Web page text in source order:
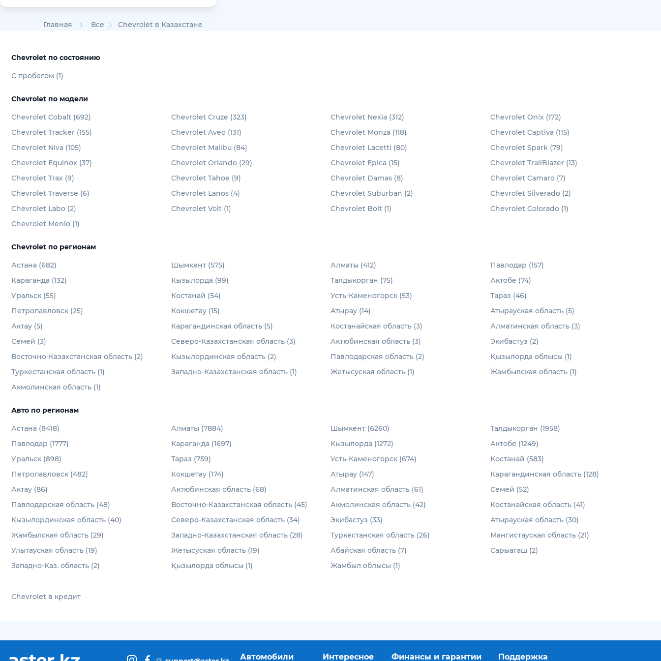
Главная Все Chevrolet в Казахстане
Chevrolet по состоянию
С пробегом (1)
Chevrolet по модели
Chevrolet Cobalt (692) Chevrolet Cruze (323) Chevrolet Nexia (312)
Chevrolet Onix (172)
Chevrolet Tracker (155)
Chevrolet Aveo (131) Chevrolet Monza (118)
Chevrolet Captiva (115)
Chevrolet Niva (105)
Chevrolet Malibu (84) Chevrolet Lacetti (80)
Chevrolet Spark (79)
Chevrolet Equinox (37)
Chevrolet Orlando (29) Chevrolet Epica (15)
Chevrolet TrailBlazer (13)
Chevrolet Trax (9)
Chevrolet Tahoe (9) Chevrolet Damas (8)
Chevrolet Camaro (7)
Chevrolet Traverse (6)
Chevrolet Lanos (4) Chevrolet Suburban (2)
Chevrolet Silverado (2)
Chevrolet Labo (2)
Chevrolet Volt (1) Chevrolet Bolt (1)
Chevrolet Colorado (1)
Chevrolet Menlo (1)
Chevrolet по регионам
Астана (682) Шымкент (575) Алматы (412)
Павлодар (157)
Караганда (132)
Кызылорда (99) Талдыкорган (75)
Актобе (74)
Уральск (55)
Костанай (54) Усть-Каменогорск (53)
Тараз (46)
Петропавловск (25)
Кокшетау (15) Атырау (14)
Атырауская область (5)
Актау (5)
Карагандинская область (5) Костанайская область (3)
Алматинская область (3)
Семей (3)
Северо-Казахстанская область (3) Актюбинская область (3)
Экибастуз (2)
Восточно-Казахстанская область (2)
Кызылординская область (2) Павлодарская область (2)
Қызылорда облысы (1)
Туркестанская область (1)
Западно-Казахстанская область (1) Жетысуская область (1)
Жамбылская область (1)
Акмолинская область (1)
Авто по регионам
Астана (8418) Алматы (7884) Шымкент (6260)
Талдыкорган (1958)
Павлодар (1777)
Караганда (1697) Кызылорда (1272)
Актобе (1249)
Уральск (898)
Тараз (759) Усть-Каменогорск (674)
Костанай (583)
Петропавловск (482)
Кокшетау (174) Атырау (147)
Карагандинская область (128)
Актау (86)
Актюбинская область (68) Алматинская область (61)
Семей (52)
Павлодарская область (48)
Восточно-Казахстанская область (45) Акмолинская область (42)
Костанайская область (41)
Кызылординская область (40)
Северо-Казахстанская область (34) Экибастуз (33)
Атырауская область (30)
Жамбылская область (29)
Западно-Казахстанская область (28) Туркестанская область (26)
Мангистауская область (21)
Улытауская область (19)
Жетысуская область (19) Абайская область (7)
Сарыагаш (2)
Западно-Каз. область (2)
Қызылорда облысы (1) Жамбыл облысы (1)
Chevrolet в кредит
Автомобили Интересное Финансы и гарантии Поддержка